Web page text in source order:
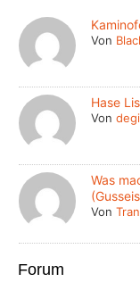
Von
Hase
Von
Was
Von
Forum